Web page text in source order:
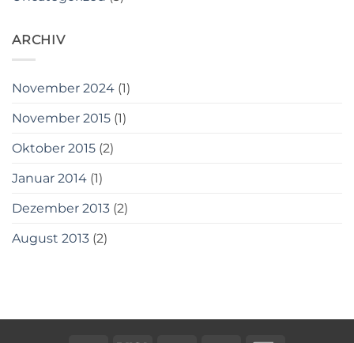
ARCHIV
November 2024 (1)
November 2015 (1)
Oktober 2015 (2)
Januar 2014 (1)
Dezember 2013 (2)
August 2013 (2)